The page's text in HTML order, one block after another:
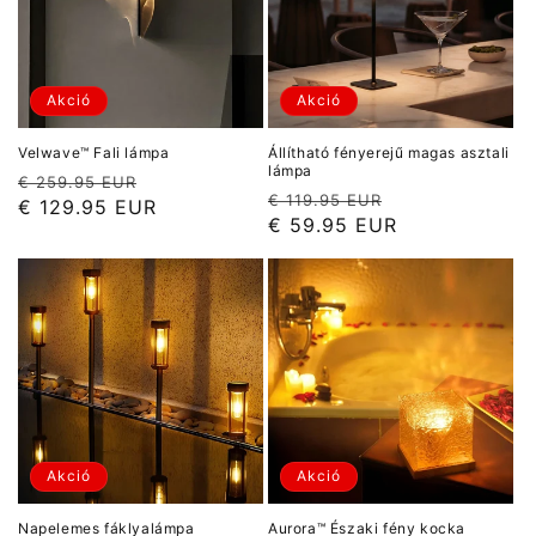
Akció
Velwave™ Fali lámpa
Normál
ár
€ 259.95 EUR
ár
€ 129.95 EUR
Akció
Állítható fényerejű magas asztali
lámpa
Normál
ár
€ 119.95 EUR
ár
€ 59.95 EUR
Akció
Napelemes fáklyalámpa
Akció
Aurora™ Északi fény kocka